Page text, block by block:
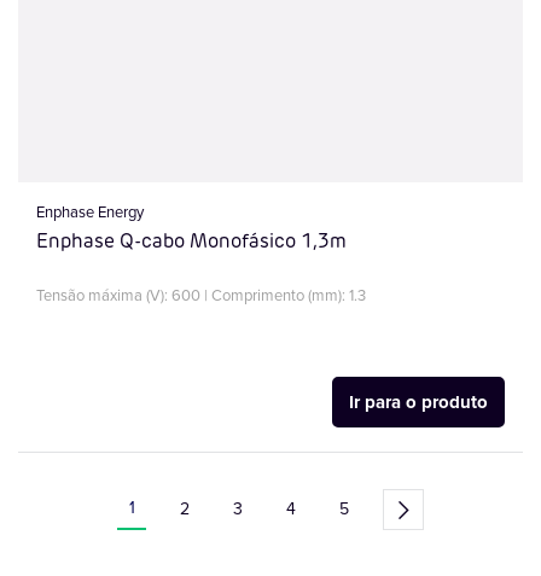
Enphase Energy
Enphase Q-cabo Monofásico 1,3m
Tensão máxima (V): 600 | Comprimento (mm): 1.3
Ir para o produto
Página
Está de momento a ler a página
1 Página
2 Página
3 Página
4 Página
5